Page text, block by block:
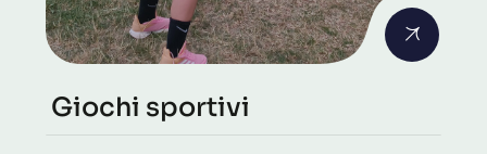
Giochi sportivi